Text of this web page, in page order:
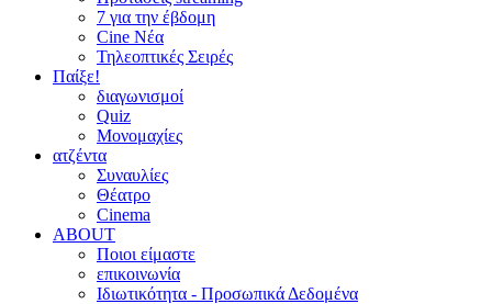
7 για την έβδομη
Cine Νέα
Τηλεοπτικές Σειρές
Παίξε!
διαγωνισμοί
Quiz
Μονομαχίες
ατζέντα
Συναυλίες
Θέατρο
Cinema
ABOUT
Ποιοι είμαστε
επικοινωνία
Ιδιωτικότητα - Προσωπικά Δεδομένα